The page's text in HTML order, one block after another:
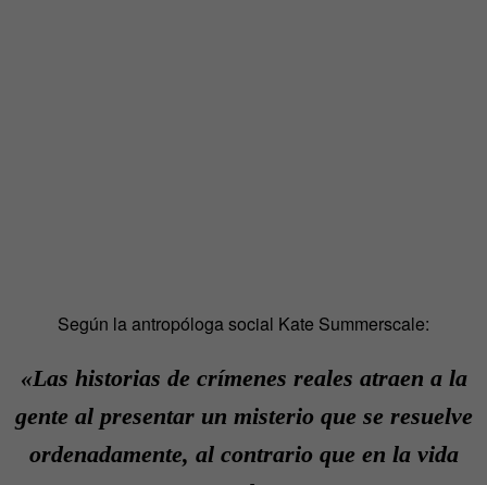
Según la antropóloga social Kate Summerscale:
«Las historias de crímenes reales atraen a la
gente al presentar un misterio que se resuelve
ordenadamente, al contrario que en la vida